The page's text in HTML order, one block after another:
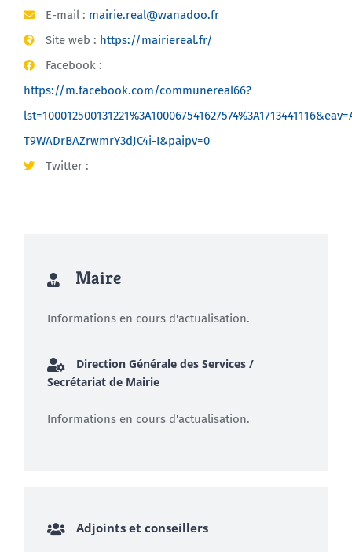
E-mail : mairie.real@wanadoo.fr
Site web : https://mairiereal.fr/
Facebook :
https://m.facebook.com/communereal66?
T9WADrBAZrwmrY3dJC4i-I&paipv=0
Twitter :
Maire
Informations en cours d'actualisation.
Direction Générale des Services /
Secrétariat de Mairie
Informations en cours d'actualisation.
Adjoints et conseillers